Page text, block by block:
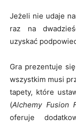
Jeżeli nie udaje
raz na
uzyskać
Gra prezentuje
wszystkim musi
tapety, które
(Alchemy Fusion
oferuje